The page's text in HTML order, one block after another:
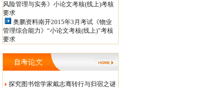
风险管理与实务》小论文考核(线上)考核
要求
奥鹏资料南开2015年3月考试《物业
管理综合能力》“小论文考核(线上)”考核
要求
探究图书馆学家戴志骞转行与归宿之谜